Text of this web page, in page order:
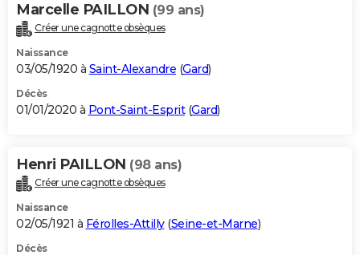
Marcelle PAILLON (99 ans)
Créer une cagnotte obsèques
Naissance
03/05/1920 à Saint-Alexandre (Gard)
Décès
01/01/2020 à Pont-Saint-Esprit(Gard)
Henri PAILLON (98 ans)
Créer une cagnotte obsèques
Naissance
02/05/1921 à Férolles-Attilly(Seine-et-Marne)
Décès